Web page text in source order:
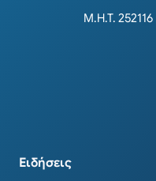
Μ.Η.Τ. 252116
Ειδήσεις